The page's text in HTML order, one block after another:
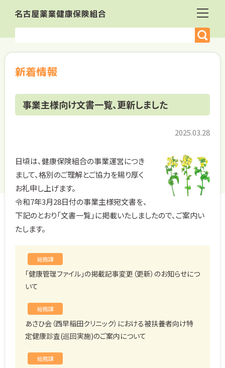
新着情報
事業主様向け文書一覧、更新しました
2025.03.28
日頃は、健康保険組合の事業運営につき
まして、格別のご理解とご協力を賜り厚く
お礼申し上げます。
令和7年3月28日付の事業主様宛文書を、
下記のとおり「文書一覧」に掲載いたしましたので、ご案内い
たします。
総務課
「健康管理ファイル」の掲載記事変更（更新）のお知らせにつ
いて
総務課
あさひ会（西早稲田クリニック）における被扶養者向け特
定健康診査(巡回実施)のご案内について
総務課